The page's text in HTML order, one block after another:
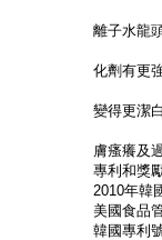
離子水龍
化劑有更
變得更潔
膚瘙癢及
專利和獎
2010年韓
美國食品
韓國專利